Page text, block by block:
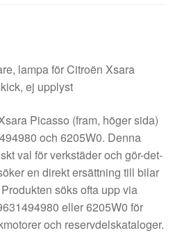
lampa för Citroën Xsara
ej upplyst
Picasso (fram, höger sida)
och 6205W0. Denna
val för verkstäder och gör-det-
en direkt ersättning till bilar
söks ofta upp via
eller 6205W0 för
och reservdelskataloger.